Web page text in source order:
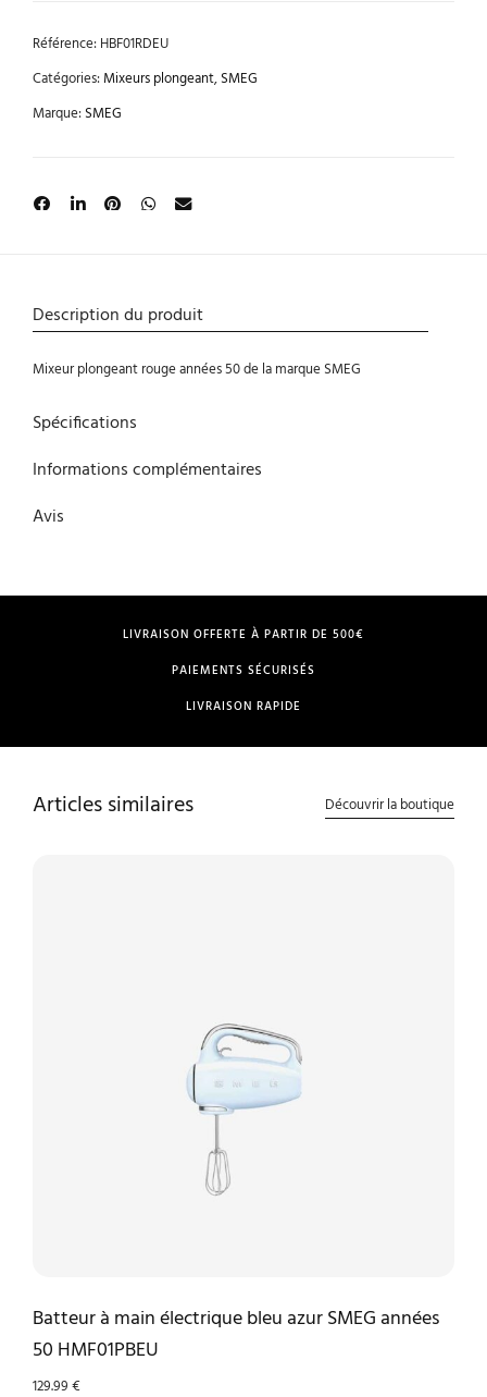
Référence:HBF01RDEU
Catégories:Mixeurs plongeant,SMEG
Marque:SMEG
Description du produit
Mixeur plongeant rouge années 50 de la marque SMEG
Spécifications
Informations complémentaires
Avis
LIVRAISON OFFERTE À PARTIR DE 500€
PAIEMENTS SÉCURISÉS
LIVRAISON RAPIDE
Articles similaires Découvrir la boutique
Batteur à main électrique bleu azur SMEG années
50 HMF01PBEU
129.99€